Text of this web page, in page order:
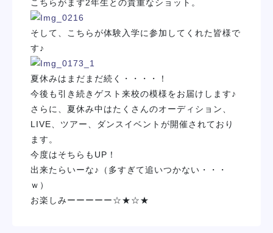
こちらがまず2年生との貴重なショット。
そして、こちらが体験入学に参加してくれた皆様で
す♪
夏休みはまだまだ続く・・・・！
今後も引き続きゲスト来校の模様をお届けします♪
さらに、夏休み中はたくさんのオーディション、
LIVE、ツアー、ダンスイベントが開催されており
ます。
今度はそちらもUP！
出来たらいーな♪（多すぎて追いつかない・・・
ｗ）
お楽しみーーーーー☆★☆★